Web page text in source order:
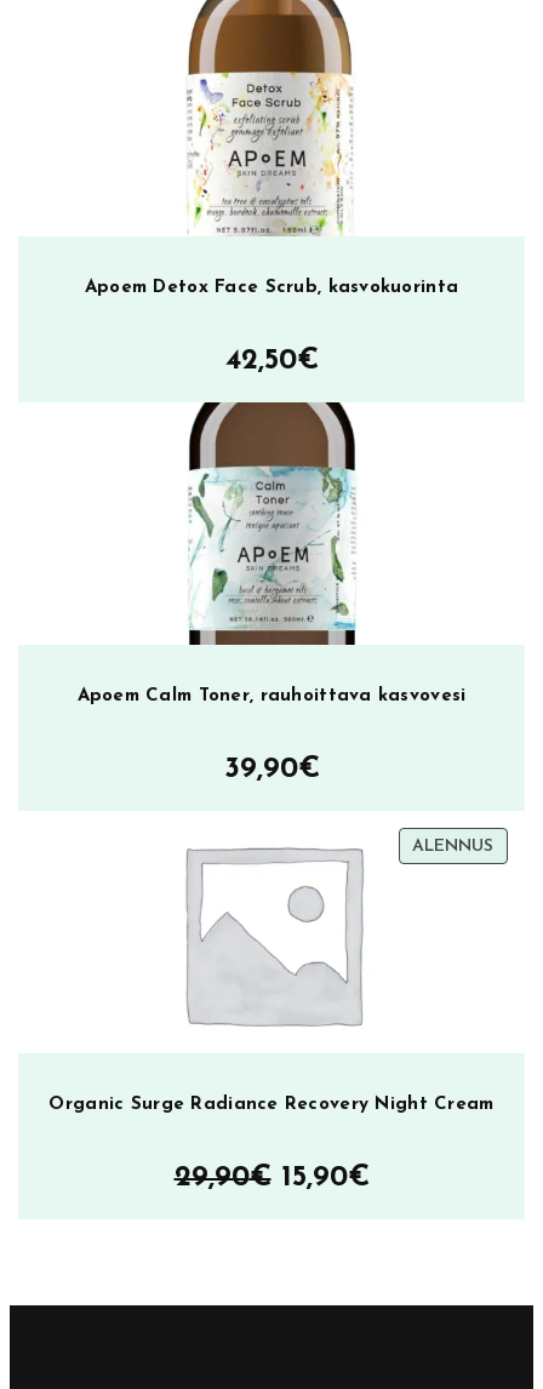
Apoem Detox Face Scrub, kasvokuorinta
42,50€
Apoem Calm Toner, rauhoittava kasvovesi
39,90€
ALENNUS
Organic Surge Radiance Recovery Night Cream
29,90€ Alkuperäinen
hinta
29,90€.
15,90€Nykyinen
hinta
15,90€.